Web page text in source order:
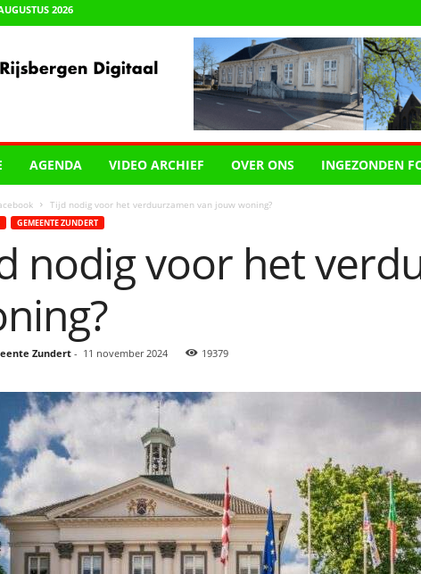
2026
AGENDA VIDEO ARCHIEF OVER ONS INGEZONDEN
Tijd nodig voor het verduurzamen van jouw woning?
GEMEENTE ZUNDERT
nodig voor het
Zundert- 11 november 2024 19379